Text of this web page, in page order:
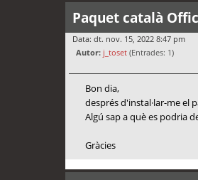
Paquet català
Data: dt. nov. 15, 2022 8:47 pm
Autor: j_toset (Entrades: 1)
Bon dia,
després d'instal·lar-me el
Algú sap a què es podria
Gràcies